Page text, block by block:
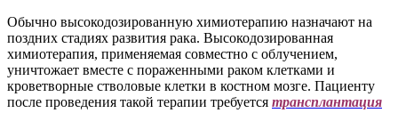
Обычно высокодозированную химиотерапию назначают на
поздних стадиях развития рака. Высокодозированная
химиотерапия, применяемая совместно с облучением,
уничтожает вместе с пораженными раком клетками и
кроветворные стволовые клетки в костном мозге. Пациенту
после проведения такой терапии требуется трансплантация